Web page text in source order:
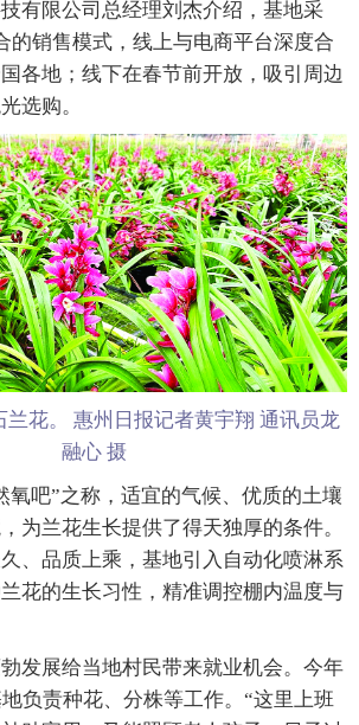
有限公司总经理刘杰介绍，基地采
的销售模式，线上与电商平台深度合
各地；线下在春节前开放，吸引周边
选购。
兰花。 惠州日报记者黄宇翔 通讯员龙
融心 摄
吧”之称，适宜的气候、优质的土壤
为兰花生长提供了得天独厚的条件。
、品质上乘，基地引入自动化喷淋系
花的生长习性，精准调控棚内温度与
展给当地村民带来就业机会。今年
负责种花、分株等工作。“这里上班